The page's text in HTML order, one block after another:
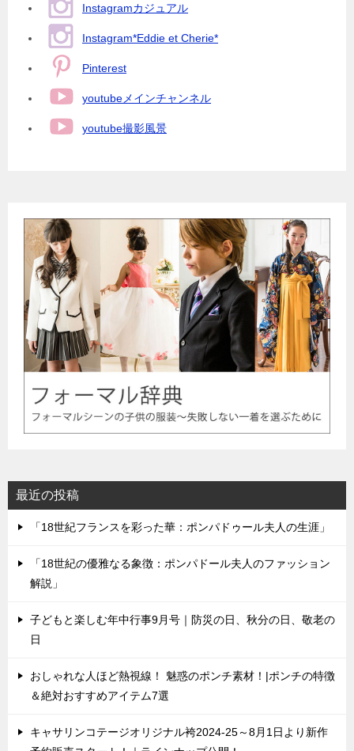
Instagramカジュアル
Instagram*Eddie et Cherie*
Pinterest
youtubeメインチャンネル
youtube撮影風景
最近の投稿
「18世紀フランスを彩った華：ポンパドゥール夫人の生涯」
「18世紀の優雅なる象徴：ポンパドール夫人のファッション
解説」
子どもと楽しむ年中行事9月号｜防災の日、秋分の日、敬老の
日
おしゃれな人ほど熱視線！ 魅惑のポンチ素材！|ポンチの特徴
＆絶対おすすめアイテム7選
キャサリンコテージオリジナル袴2024-25～8月1日より新作